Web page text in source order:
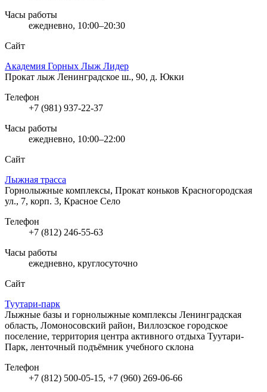
Часы работы
ежедневно, 10:00–20:30
Сайт
Академия Горных Лыж Лидер
Прокат лыж Ленинградское ш., 90, д. Юкки
Телефон
+7 (981) 937-22-37
Часы работы
ежедневно, 10:00–22:00
Сайт
Лыжная трасса
Горнолыжные комплексы, Прокат коньков Красногородская
ул., 7, корп. 3, Красное Село
Телефон
+7 (812) 246-55-63
Часы работы
ежедневно, круглосуточно
Сайт
Туутари-парк
Лыжные базы и горнолыжные комплексы Ленинградская
область, Ломоносовский район, Виллозское городское
поселение, территория центра активного отдыха Туутари-
Парк, ленточный подъёмник учебного склона
Телефон
+7 (812) 500-05-15, +7 (960) 269-06-66